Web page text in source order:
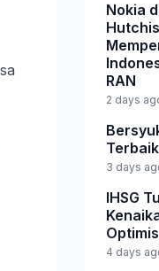
Nokia
RAN
2 days
3 days
IHSG
4 days